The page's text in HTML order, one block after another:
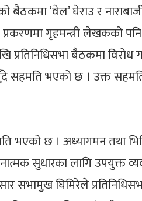
बैठकमा ‘वेल’ घेराउ र
गृहमन्त्री लेखकको
प्रतिनिधिसभा बैठकमा
सहमति भएको छ । उक्त
भएको छ । अध्यागमन तथा
सुधारका लागि उपयुक्त
सभामुख घिमिरेले